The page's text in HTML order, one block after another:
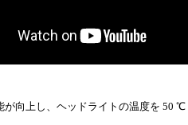
が向上し、ヘッドライトの温度を 50